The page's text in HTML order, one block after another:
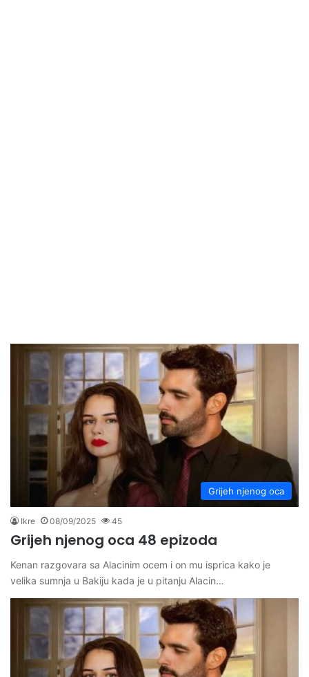
Grijeh njenog oca
Ikre 08/09/2025 45
Grijeh njenog oca 48 epizoda
Kenan razgovara sa Alacinim ocem i on mu isprica kako je
velika sumnja u Bakiju kada je u pitanju Alacin…